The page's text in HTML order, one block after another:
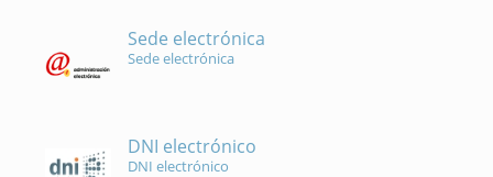
Sede electrónica
Sede electrónica
DNI electrónico
DNI electrónico